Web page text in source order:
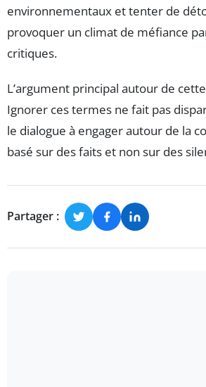
environnementaux et tenter de
provoquer un climat de méfiance
critiques.
L’argument principal autour de
Ignorer ces termes ne fait pas
le dialogue à engager autour de la
basé sur des faits et non sur des
Partager :